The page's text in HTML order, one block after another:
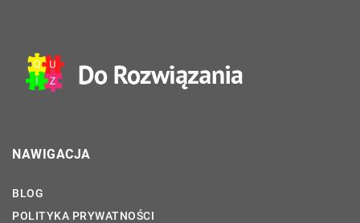
NAWIGACJA
BLOG
POLITYKA PRYWATNOŚCI